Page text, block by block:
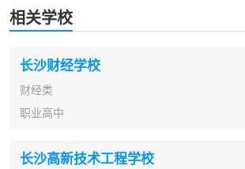
相关学校
长沙财经学校
财经类
职业高中
长沙高新技术工程学校